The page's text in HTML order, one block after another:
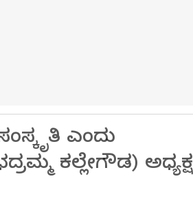
ಎಂದು
ಕಲ್ಲೇಗೌಡ) ಅಧ್ಯಕ್ಷ